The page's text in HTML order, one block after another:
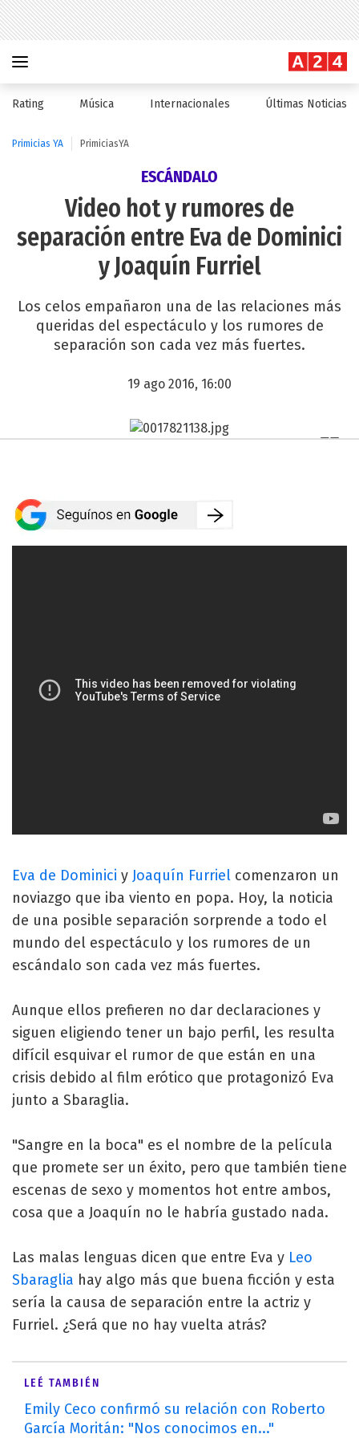
Rating Música Internacionales Últimas Noticias
Primicias YA PrimiciasYA
ESCÁNDALO
Video hot y rumores de
separación entre Eva de Dominici
y Joaquín Furriel
Los celos empañaron una de las relaciones más
queridas del espectáculo y los rumores de
separación son cada vez más fuertes.
19 ago 2016, 16:00
Eva de Dominici y Joaquín Furriel comenzaron un
noviazgo que iba viento en popa. Hoy, la noticia
de una posible separación sorprende a todo el
mundo del espectáculo y los rumores de un
escándalo son cada vez más fuertes.
Aunque ellos prefieren no dar declaraciones y
siguen eligiendo tener un bajo perfil, les resulta
difícil esquivar el rumor de que están en una
crisis debido al film erótico que protagonizó Eva
junto a Sbaraglia.
"Sangre en la boca" es el nombre de la película
que promete ser un éxito, pero que también tiene
escenas de sexo y momentos hot entre ambos,
cosa que a Joaquín no le habría gustado nada.
Las malas lenguas dicen que entre Eva y Leo
Sbaraglia hay algo más que buena ficción y esta
sería la causa de separación entre la actriz y
Furriel. ¿Será que no hay vuelta atrás?
LEÉ TAMBIÉN
Emily Ceco confirmó su relación con Roberto
García Moritán: "Nos conocimos en..."